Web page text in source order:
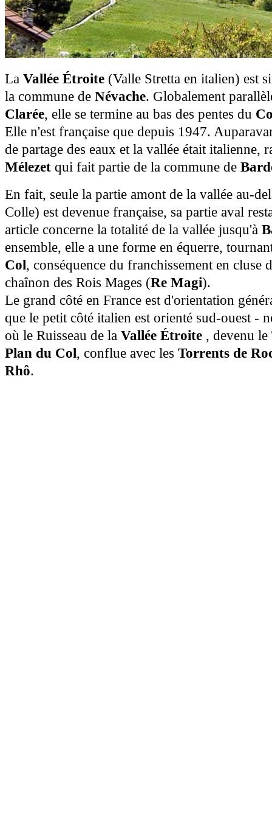
La Vallée Étroite (Valle Stretta en italien) est
la commune de Névache. Globalement
Clarée, elle se termine au bas des pentes du
Elle n'est française que depuis 1947.
de partage des eaux et la vallée était italienne,
Mélezet qui fait partie de la commune de
En fait, seule la partie amont de la vallée au-
Colle) est devenue française, sa partie aval
article concerne la totalité de la vallée jusqu'à
ensemble, elle a une forme en équerre,
Col, conséquence du franchissement en cluse
chaînon des Rois Mages (Re Magi).
Le grand côté en France est d'orientation
que le petit côté italien est orienté sud-ouest -
où le Ruisseau de la Vallée Étroite , devenu le
Plan du Col, conflue avec les Torrents de
Rhô.